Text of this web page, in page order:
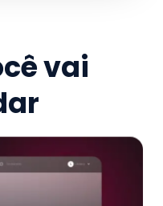
vai